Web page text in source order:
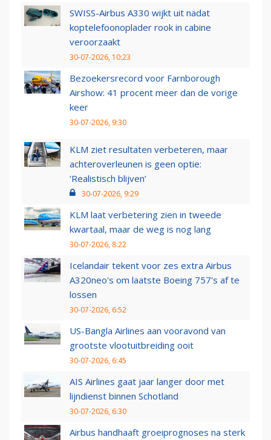
SWISS-Airbus A330 wijkt uit nadat
koptelefoonoplader rook in cabine
veroorzaakt
30-07-2026, 10:23
Bezoekersrecord voor Farnborough
Airshow: 41 procent meer dan de vorige
keer
30-07-2026, 9:30
KLM ziet resultaten verbeteren, maar
achteroverleunen is geen optie:
‘Realistisch blijven’
30-07-2026, 9:29
KLM laat verbetering zien in tweede
kwartaal, maar de weg is nog lang
30-07-2026, 8:22
Icelandair tekent voor zes extra Airbus
A320neo's om laatste Boeing 757's af te
lossen
30-07-2026, 6:52
US-Bangla Airlines aan vooravond van
grootste vlootuitbreiding ooit
30-07-2026, 6:45
AIS Airlines gaat jaar langer door met
lijndienst binnen Schotland
30-07-2026, 6:30
Airbus handhaaft groeiprognoses na sterk